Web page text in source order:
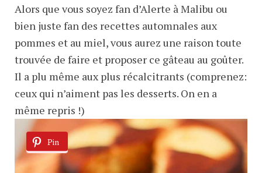
Alors que vous soyez fan d’Alerte à Malibu ou
bien juste fan des recettes automnales aux
pommes et au miel, vous aurez une raison toute
trouvée de faire et proposer ce gâteau au goûter.
Il a plu même aux plus récalcitrants (comprenez:
ceux qui n’aiment pas les desserts. On en a
même repris !)
Pin